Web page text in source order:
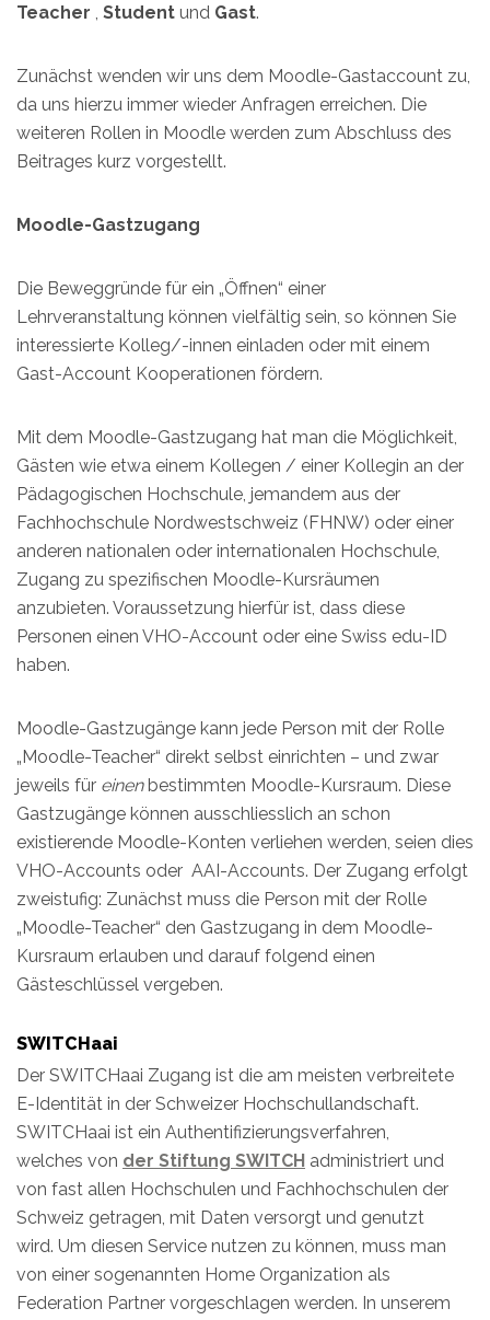
Teacher
Student und Gast.
Zunächst wenden wir uns dem Moodle-Gastaccount zu,
da uns hierzu immer wieder Anfragen erreichen. Die
weiteren Rollen in Moodle werden zum Abschluss des
Beitrages kurz vorgestellt.
Moodle-Gastzugang
Die Beweggründe für ein „Öffnen“ einer
Lehrveranstaltung können vielfältig sein, so können Sie
interessierte Kolleg/-innen einladen oder mit einem
Gast-Account Kooperationen fördern.
Mit dem Moodle-Gastzugang hat man die Möglichkeit,
Gästen wie etwa einem Kollegen / einer Kollegin an der
Pädagogischen Hochschule, jemandem aus der
Fachhochschule Nordwestschweiz (FHNW) oder einer
anderen nationalen oder internationalen Hochschule,
Zugang zu spezifischen Moodle-Kursräumen
anzubieten. Voraussetzung hierfür ist, dass diese
Personen einen VHO-Account oder eine Swiss edu-ID
haben.
Moodle-Gastzugänge kann jede Person mit der Rolle
„Moodle-Teacher“ direkt selbst einrichten – und zwar
jeweils für einenbestimmten Moodle-Kursraum. Diese
Gastzugänge können ausschliesslich an schon
existierende Moodle-Konten verliehen werden, seien dies
VHO-Accounts oder AAI-Accounts. Der Zugang erfolgt
zweistufig: Zunächst muss die Person mit der Rolle
„Moodle-Teacher“ den Gastzugang in dem Moodle-
Kursraum erlauben und darauf folgend einen
Gästeschlüssel vergeben.
SWITCHaai
Der SWITCHaai Zugang ist die am meisten verbreitete
E-Identität in der Schweizer Hochschullandschaft.
SWITCHaai ist ein Authentifizierungsverfahren,
welches von der Stiftung SWITCH administriert und
von fast allen Hochschulen und Fachhochschulen der
Schweiz getragen, mit Daten versorgt und genutzt
wird. Um diesen Service nutzen zu können, muss man
von einer sogenannten Home Organization als
Federation Partner vorgeschlagen werden. In unserem